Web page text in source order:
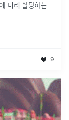
미리 할당하는
9